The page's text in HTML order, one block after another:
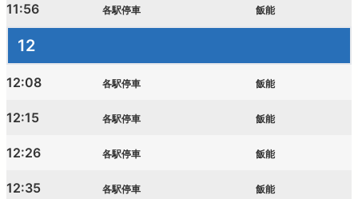
11:56 各駅停車 飯能
12
12:08 各駅停車 飯能
12:15 各駅停車 飯能
12:26 各駅停車 飯能
12:35 各駅停車 飯能